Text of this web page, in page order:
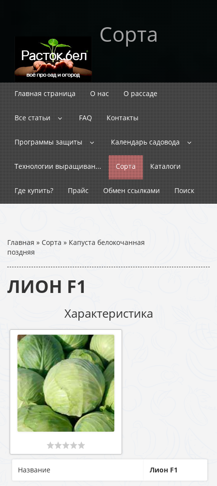
Сорта
Главная страница О нас О рассаде
Все статьи FAQ Контакты
Программы защиты Календарь садовода
Технологии выращиван... Сорта Каталоги
Где купить? Прайс Обмен ссылками Поиск
Главная » Сорта » Капуста белокочанная
поздняя
ЛИОН F1
Характеристика
Название Лион F1